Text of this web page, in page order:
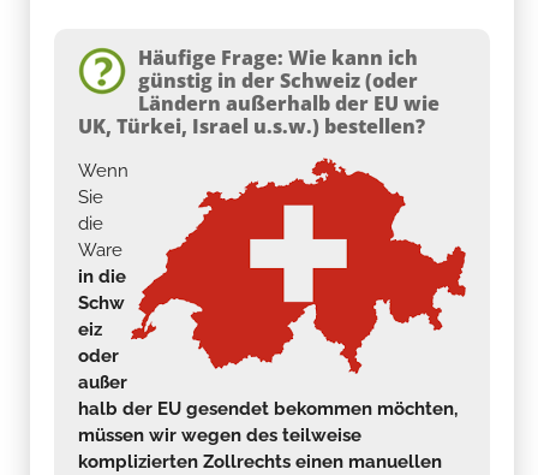
Häufige Frage: Wie kann ich
günstig in der Schweiz (oder
Ländern außerhalb der EU wie
UK, Türkei, Israel u.s.w.) bestellen?
Wenn
Sie
die
Ware
in die
Schw
eiz
oder
außer
halb der EU gesendet bekommen möchten,
müssen wir wegen des teilweise
komplizierten Zollrechts einen manuellen